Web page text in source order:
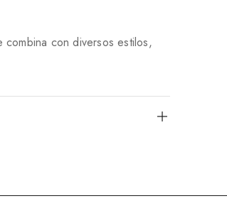
con diversos estilos,